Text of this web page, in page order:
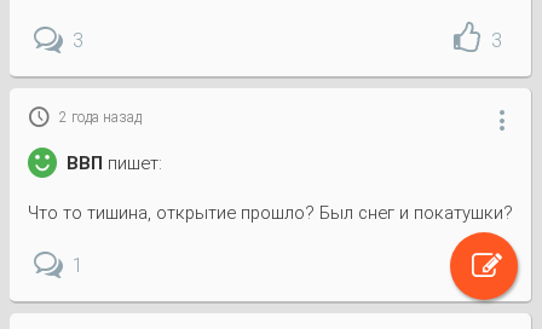
3 3
 2 года назад 
ВВП пишет:
Что то тишина, открытие прошло? Был снег и покатушки?
1 1